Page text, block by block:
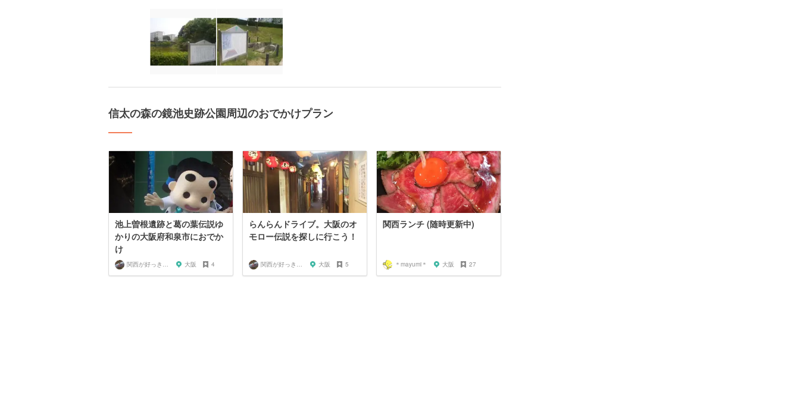
信太の森の鏡池史跡公園周辺のおでかけプラン
池上曽根遺跡と葛の葉伝説ゆ
かりの大阪府和泉市におでか
け
関西が好っきゃねん 大阪 4
らんらんドライブ。大阪のオ
モロー伝説を探しに行こう！
関西が好っきゃねん 大阪 5
関西ランチ (随時更新中)
＊mayumi＊ 大阪 27